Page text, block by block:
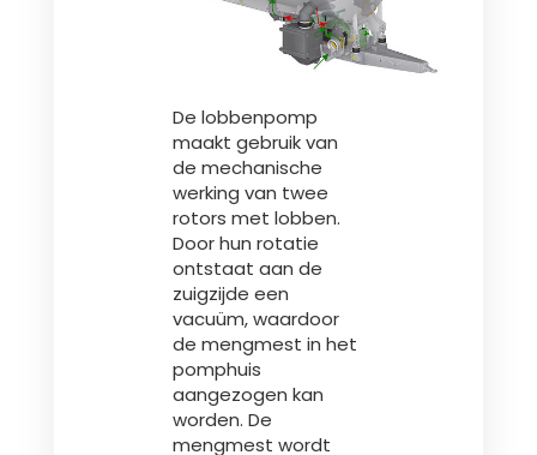
De lobbenpomp
maakt gebruik van
de mechanische
werking van twee
rotors met lobben.
Door hun rotatie
ontstaat aan de
zuigzijde een
vacuüm, waardoor
de mengmest in het
pomphuis
aangezogen kan
worden. De
mengmest wordt